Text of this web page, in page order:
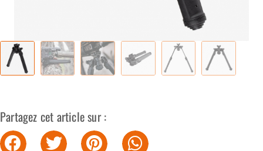
Partagez cet article sur :